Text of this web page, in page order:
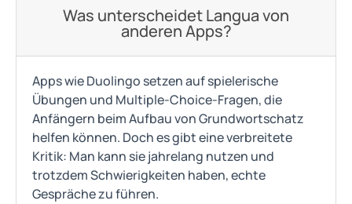
Was unterscheidet Langua von
anderen Apps?
Apps wie Duolingo setzen auf spielerische
Übungen und Multiple-Choice-Fragen, die
Anfängern beim Aufbau von Grundwortschatz
helfen können. Doch es gibt eine verbreitete
Kritik: Man kann sie jahrelang nutzen und
trotzdem Schwierigkeiten haben, echte
Gespräche zu führen.